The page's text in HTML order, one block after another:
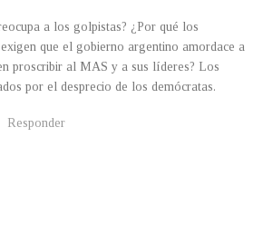
a los golpistas? ¿Por qué los
que el gobierno argentino amordace a
proscribir al MAS y a sus líderes? Los
por el desprecio de los demócratas.
Responder